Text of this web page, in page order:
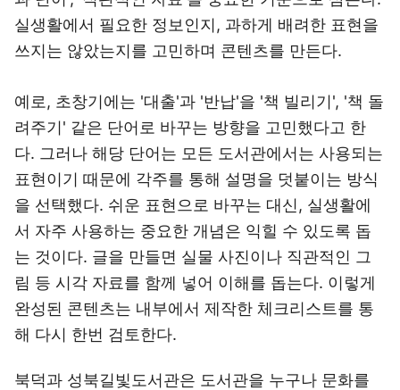
실생활에서 필요한 정보인지, 과하게 배려한 표현을
쓰지는 않았는지를 고민하며 콘텐츠를 만든다.
예로, 초창기에는 '대출'과 '반납'을 '책 빌리기', '책 돌
려주기' 같은 단어로 바꾸는 방향을 고민했다고 한
다. 그러나 해당 단어는 모든 도서관에서는 사용되는
표현이기 때문에 각주를 통해 설명을 덧붙이는 방식
을 선택했다. 쉬운 표현으로 바꾸는 대신, 실생활에
서 자주 사용하는 중요한 개념은 익힐 수 있도록 돕
는 것이다. 글을 만들면 실물 사진이나 직관적인 그
림 등 시각 자료를 함께 넣어 이해를 돕는다. 이렇게
완성된 콘텐츠는 내부에서 제작한 체크리스트를 통
해 다시 한번 검토한다.
북덕과 성북길빛도서관은 도서관을 누구나 문화를